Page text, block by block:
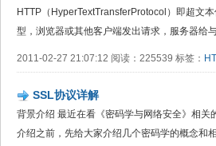
HTTP（HyperTextTransferProtocol）即超文
型，浏览器或其他客户端发出请求，服务器给
2011-02-27 21:07:12 阅读：225539 标签：
SSL协议详解
背景介绍 最近在看《密码学与网络安全》相
介绍之前，先给大家介绍几个密码学的概念和